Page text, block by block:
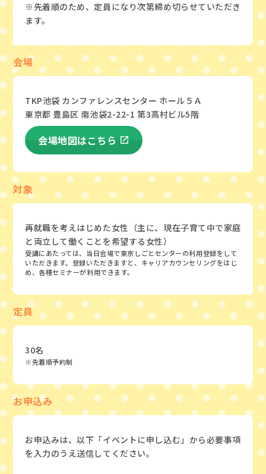
※先着順のため、定員になり次第締め切らせていただき
ます。
会場
TKP池袋 カンファレンスセンター ホール５Ａ
東京都 豊島区 南池袋2-22-1 第3高村ビル5階
会場地図はこちら
対象
再就職を考えはじめた女性（主に、現在子育て中で家庭
と両立して働くことを希望する女性）
受講にあたっては、当日会場で東京しごとセンターの利用登録をして
いただきます。登録いただきますと、キャリアカウンセリングをはじ
め、各種セミナーが利用できます。
定員
30名
※先着順予約制
お申込み
お申込みは、以下「イベントに申し込む」から必要事項
を入力のうえ送信してください。